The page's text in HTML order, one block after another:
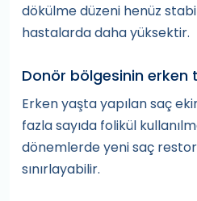
dökülme düzeni henüz
hastalarda daha yüksektir.
Donör bölgesinin erken
Erken yaşta yapılan saç
fazla sayıda folikül
dönemlerde yeni saç
sınırlayabilir.